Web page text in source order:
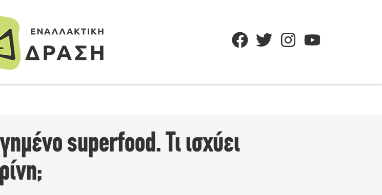
superfood. Τι ισχύει